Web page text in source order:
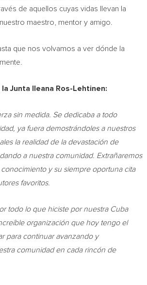
de aquellos cuyas vidas llevan la
maestro, mentor y amigo.
que nos volvamos a ver dónde la
Junta Ileana Ros-Lehtinen:
sin medida. Se dedicaba a todo
ya fuera demostrándoles a nuestros
la realidad de la devastación de
a nuestra comunidad. Extrañaremos
y su siempre oportuna cita
favoritos.
todo lo que hiciste por nuestra Cuba
organización que hoy tengo el
para continuar avanzando y
comunidad en cada rincón de